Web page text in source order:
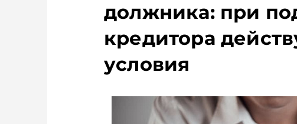
должника: при
кредитора
условия